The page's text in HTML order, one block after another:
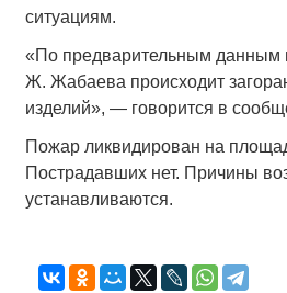
ситуациям.
«По предварительным данным
Ж. Жабаева происходит
изделий», — говорится в
Пожар ликвидирован на
Пострадавших нет. Причины
устанавливаются.